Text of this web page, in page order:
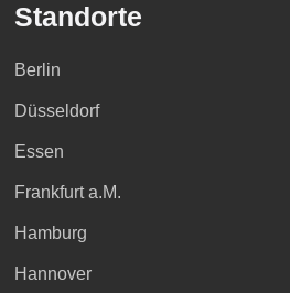
Standorte
Berlin
Düsseldorf
Essen
Frankfurt a.M.
Hamburg
Hannover